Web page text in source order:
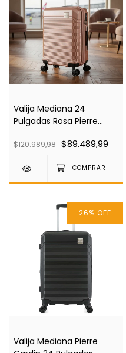
Valija Mediana 24
Pulgadas Rosa Pierre
$120.989,98 $89.489,99
26% OFF
Valija Mediana Pierre